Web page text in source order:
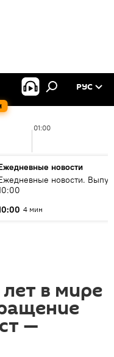
РУС
01:00
новости
новости.
4 мин
в мире
—